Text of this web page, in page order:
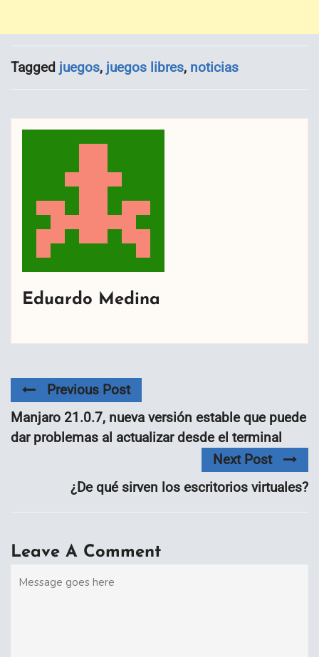
Tagged juegos, juegos libres, noticias
Eduardo Medina
Previous Post
Manjaro 21.0.7, nueva versión estable que puede
dar problemas al actualizar desde el terminal
Next Post
¿De qué sirven los escritorios virtuales?
Leave A Comment